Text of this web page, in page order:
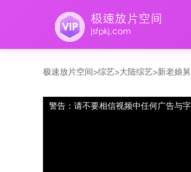
极速放片空间>综艺>大陆综艺>新老娘舅
警告：请不要相信视频中任何广告与字